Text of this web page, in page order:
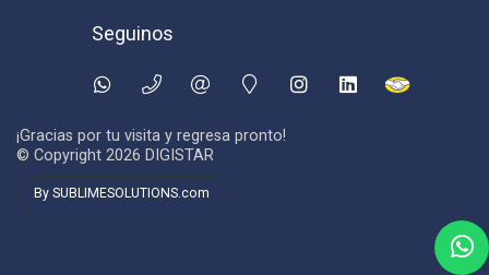
Seguinos
¡Gracias por tu visita y regresa pronto!
© Copyright 2026 DIGISTAR
By SUBLIMESOLUTIONS.com